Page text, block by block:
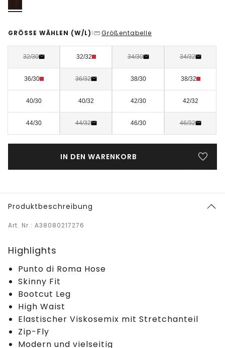
GRÖSSE WÄHLEN (W/L) | Größentabelle
32/30 32/32 34/30 34/32
36/30 36/32 38/30 38/32
40/30 40/32 42/30 42/32
44/30 44/32 46/30 46/32
IN DEN WARENKORB
Produktbeschreibung
Art. Nr.: A38080217276
Highlights
Punto di Roma Hose
Skinny Fit
Bootcut Leg
High Waist
Elastischer Viskosemix mit Stretchanteil
Zip-Fly
Modern und vielseitig